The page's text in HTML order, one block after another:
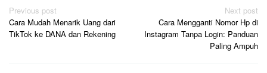
Post
navigation
Previous post
Cara Mudah Menarik Uang dari
TikTok ke DANA dan Rekening
Next post
Cara Mengganti Nomor Hp di
Instagram Tanpa Login: Panduan
Paling Ampuh